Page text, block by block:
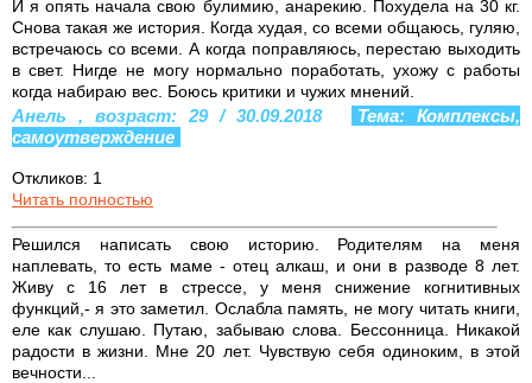
И я опять начала свою булимию, анарекию. Похудела на 30 кг.
Снова такая же история. Когда худая, со всеми общаюсь, гуляю,
встречаюсь со всеми. А когда поправляюсь, перестаю выходить
в свет. Нигде не могу нормально поработать, ухожу с работы
когда набираю вес. Боюсь критики и чужих мнений.
Анель , возраст: 29 / 30.09.2018
Тема: Комплексы,
самоутверждение
Откликов: 1
Читать полностью
Решился написать свою историю. Родителям на меня
наплевать, то есть маме - отец алкаш, и они в разводе 8 лет.
Живу с 16 лет в стрессе, у меня снижение когнитивных
функций,- я это заметил. Ослабла память, не могу читать книги,
еле как слушаю. Путаю, забываю слова. Бессонница. Никакой
радости в жизни. Мне 20 лет. Чувствую себя одиноким, в этой
вечности...